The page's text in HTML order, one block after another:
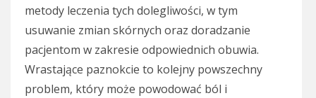
metody leczenia tych dolegliwości, w tym
usuwanie zmian skórnych oraz doradzanie
pacjentom w zakresie odpowiednich obuwia.
Wrastające paznokcie to kolejny powszechny
problem, który może powodować ból i